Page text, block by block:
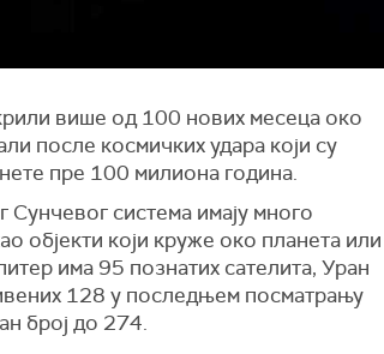
више од 100 нових месеца око
после космичких удара који су
пре 100 милиона година.
система имају много
објекти који круже око планета или
има 95 познатих сателита, Уран
128 у последњем посматрању
број до 274.